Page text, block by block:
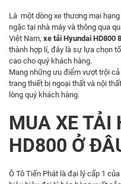
Là một dòng xe thương mại
ngặc tại nhà máy và thông qua
Việt Nam, xe tải Hyundai HD800
thành hợp lí, đây là sự lựa chọn
cao cho quý khách hàng.
Mang những ưu điểm vượt trội
trang thiết bị ngoại thất và nội
lòng quý khách hàng.
MUA XE TẢI
HD800 Ở
Ô Tô Tiến Phát là đại lý cấp 1